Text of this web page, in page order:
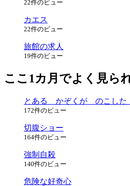
22件のビュー
カエス
22件のビュー
旅館の求人
19件のビュー
ここ1カ月でよく見ら
とある かぞくが のこし
172件のビュー
切腹ショー
164件のビュー
強制自殺
140件のビュー
危険な好奇心